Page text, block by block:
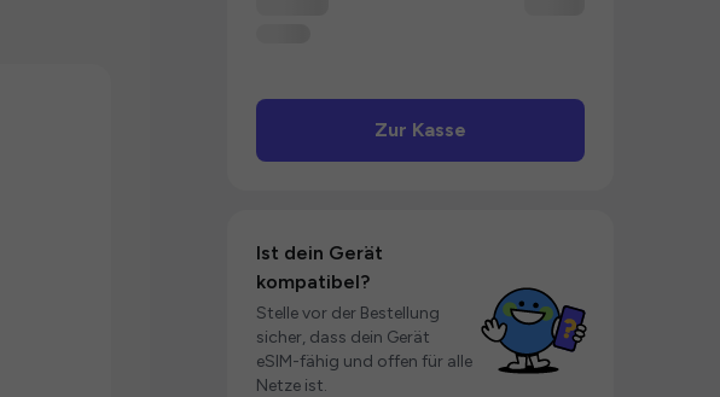
Zur Kasse
Ist dein Gerät
kompatibel?
Stelle vor der Bestellung
sicher, dass dein Gerät
eSIM-fähig und offen für alle
Netze ist.